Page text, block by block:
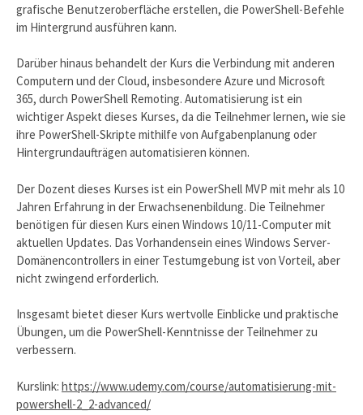
grafische Benutzeroberfläche erstellen, die PowerShell-Befehle
im Hintergrund ausführen kann.
Darüber hinaus behandelt der Kurs die Verbindung mit anderen
Computern und der Cloud, insbesondere Azure und Microsoft
365, durch PowerShell Remoting. Automatisierung ist ein
wichtiger Aspekt dieses Kurses, da die Teilnehmer lernen, wie sie
ihre PowerShell-Skripte mithilfe von Aufgabenplanung oder
Hintergrundaufträgen automatisieren können.
Der Dozent dieses Kurses ist ein PowerShell MVP mit mehr als 10
Jahren Erfahrung in der Erwachsenenbildung. Die Teilnehmer
benötigen für diesen Kurs einen Windows 10/11-Computer mit
aktuellen Updates. Das Vorhandensein eines Windows Server-
Domänencontrollers in einer Testumgebung ist von Vorteil, aber
nicht zwingend erforderlich.
Insgesamt bietet dieser Kurs wertvolle Einblicke und praktische
Übungen, um die PowerShell-Kenntnisse der Teilnehmer zu
verbessern.
Kurslink: https://www.udemy.com/course/automatisierung-mit-
powershell-2_2-advanced/